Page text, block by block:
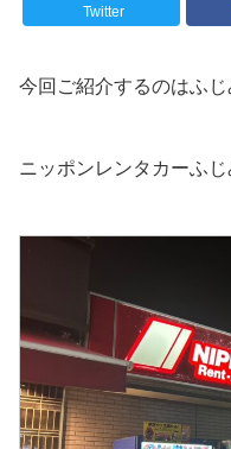
Twitter
今回ご紹介するのはふ
ニッポンレンタカーふ